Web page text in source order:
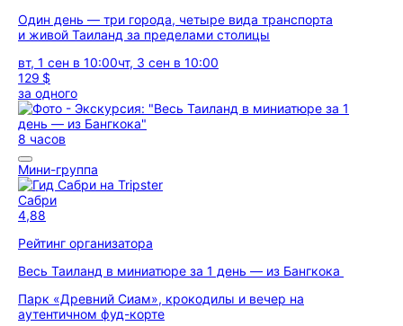
Один день — три города, четыре вида транспорта
и живой Таиланд за пределами столицы
вт, 1 сен в 10:00чт, 3 сен в 10:00
129 $
за одного
8 часов
Мини-группа
Сабри
4,88
Рейтинг организатора
Весь Таиланд в миниатюре за 1 день — из Бангкока
Парк «Древний Сиам», крокодилы и вечер на
аутентичном фуд-корте